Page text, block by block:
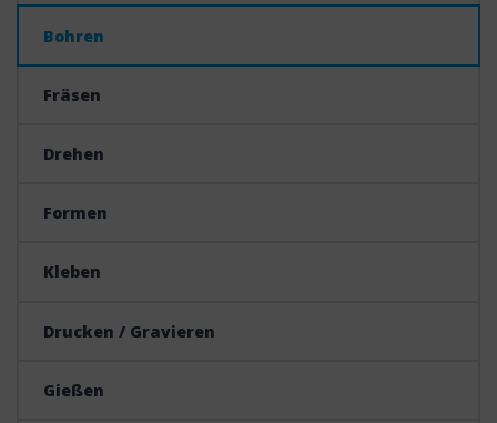
Bohren
Fräsen
Drehen
Formen
Kleben
Drucken / Gravieren
Gießen